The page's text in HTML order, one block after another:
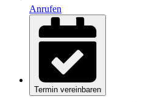
Anrufen
Termin vereinbaren